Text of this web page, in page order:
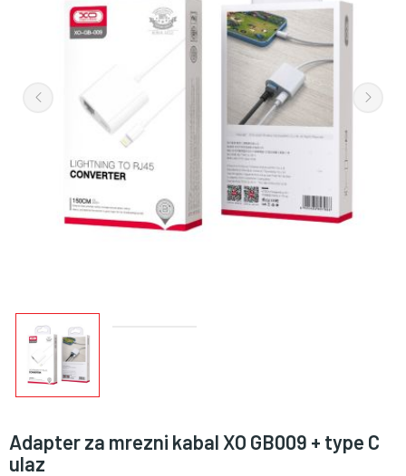
Adapter za mrezni kabal XO GB009 + type C
ulaz